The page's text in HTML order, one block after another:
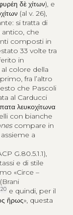
δὲ χίτων), e
(al v. 26),
si tratta di
che
composti in
33 volte tra
in
colore della
fra l’altro
che Pascoli
al Carducci
λευκοχίτωνα
con bianche
compare in
a
G.80.5.1.1),
e di stile
«Circe –
20 e quindi, per il
ἥρως», questa